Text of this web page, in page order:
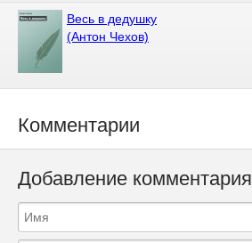
Весь в дедушку
(Антон Чехов)
Комментарии
Добавление комментария